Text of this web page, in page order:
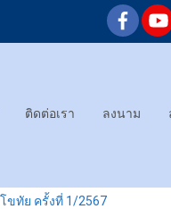
ติดต่อเรา ลงนาม
ขทัย ครั้งที่ 1/2567